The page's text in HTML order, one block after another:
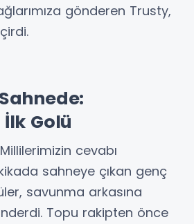
gönderen Trusty,
Golü
cevabı
sahneye çıkan genç
savunma arkasına
Topu rakipten önce